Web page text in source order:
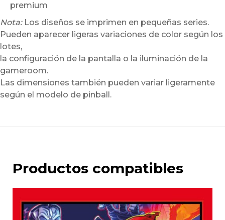
premium
Nota:Los diseños se imprimen en pequeñas series.
Pueden aparecer ligeras variaciones de color según los
lotes,
la configuración de la pantalla o la iluminación de la
gameroom.
Las dimensiones también pueden variar ligeramente
según el modelo de pinball.
Productos compatibles